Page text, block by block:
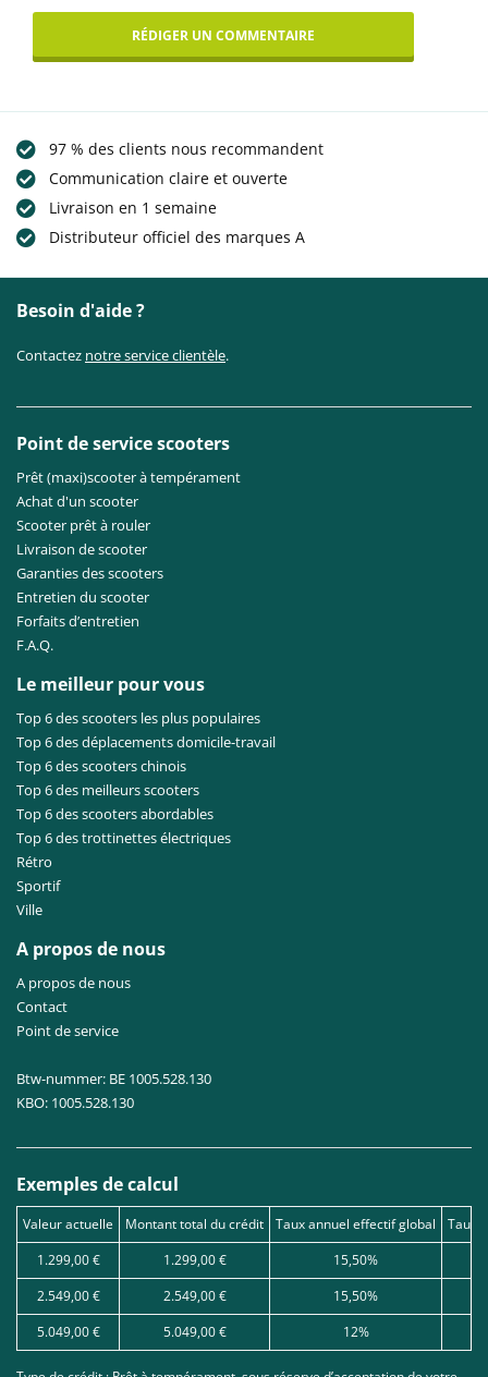
RÉDIGER UN COMMENTAIRE
97 % des clients nous recommandent
Communication claire et ouverte
Livraison en 1 semaine
Distributeur officiel des marques A
Besoin d'aide ?
Contactez notre service clientèle.
Point de service scooters
Prêt (maxi)scooter à tempérament
Achat d'un scooter
Scooter prêt à rouler
Livraison de scooter
Garanties des scooters
Entretien du scooter
Forfaits d’entretien
F.A.Q.
Le meilleur pour vous
Top 6 des scooters les plus populaires
Top 6 des déplacements domicile-travail
Top 6 des scooters chinois
Top 6 des meilleurs scooters
Top 6 des scooters abordables
Top 6 des trottinettes électriques
Rétro
Sportif
Ville
A propos de nous
A propos de nous
Contact
Point de service
Btw-nummer: BE 1005.528.130
KBO: 1005.528.130
Exemples de calcul
Valeur actuelle Montant total du crédit Taux annuel effectif global
Taux
1.299,00 €
1.299,00 €
15,50%
2.549,00 €
2.549,00 €
15,50%
5.049,00 €
5.049,00 € 12%